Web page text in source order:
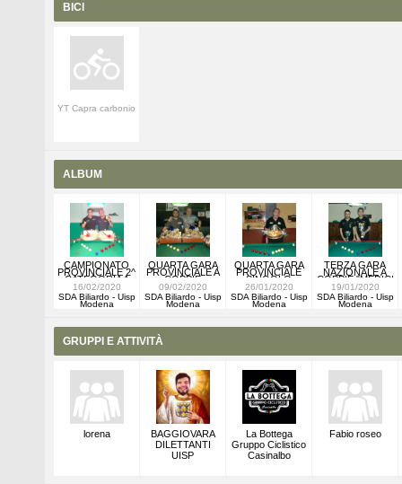
BICI
YT Capra carbonio
ALBUM
CAMPIONATO
PROVINCIALE 2^
CATEGORIA A
COPPIE
16/02/2020
SDA Biliardo - Uisp
Modena
QUARTA GARA
PROVINCIALE A
COPPIE
2019/2020
09/02/2020
SDA Biliardo - Uisp
Modena
QUARTA GARA
PROVINCIALE
SINGOLO
2019/2020
26/01/2020
SDA Biliardo - Uisp
Modena
TERZA GARA
NAZIONALE A
COPPIE "MEDICI
CERE'"
2019/2020
19/01/2020
SDA Biliardo - Uisp
Modena
GRUPPI E ATTIVITÀ
lorena
BAGGIOVARA
DILETTANTI
UISP
La Bottega
Gruppo Ciclistico
Casinalbo
Fabio roseo